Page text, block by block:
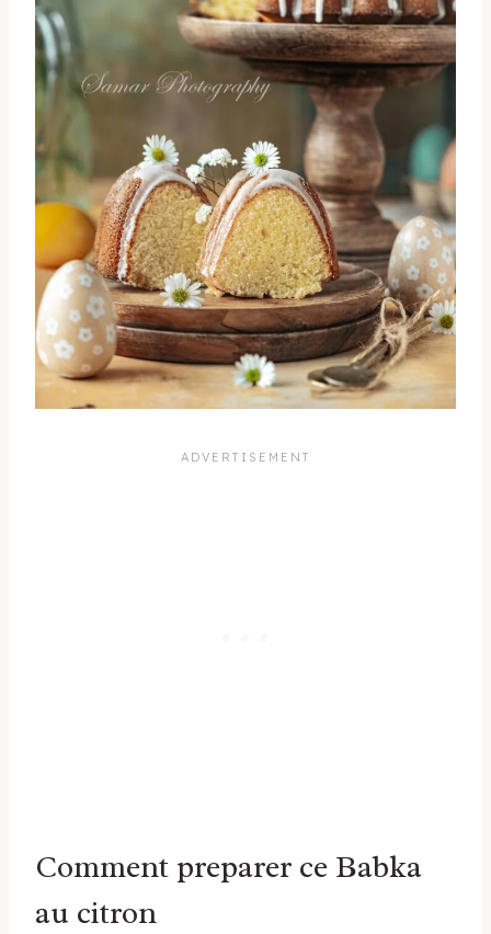
Comment preparer ce Babka
au citron